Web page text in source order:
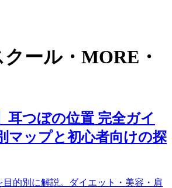
ール・MORE・
耳つぼの位置 完全ガイ
マップと初心者向けの探
目的別に解説。ダイエット・美容・肩